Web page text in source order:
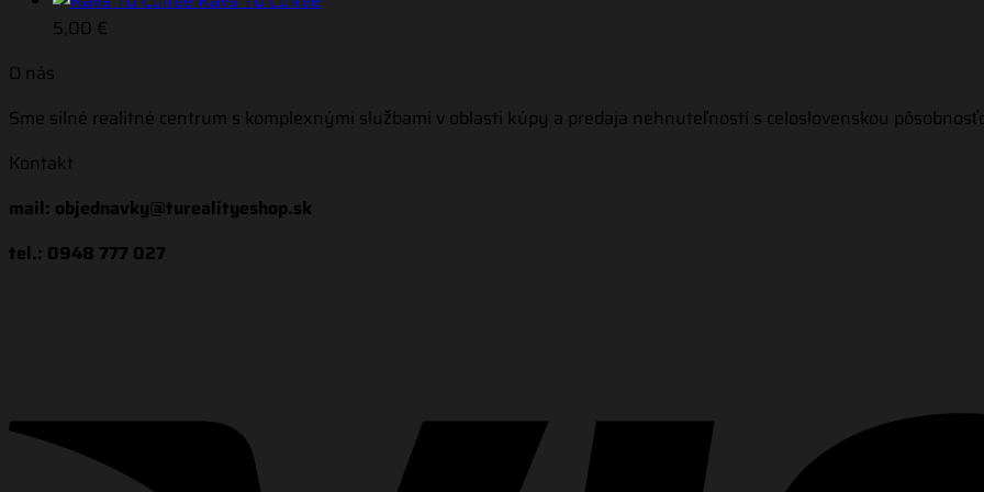
5,00 €
O nás
Sme silné realitné centrum s komplexnými službami v oblasti kúpy a predaja nehnuteľností s celoslovenskou
Kontakt
mail: objednavky@turealityeshop.sk
tel.: 0948 777 027